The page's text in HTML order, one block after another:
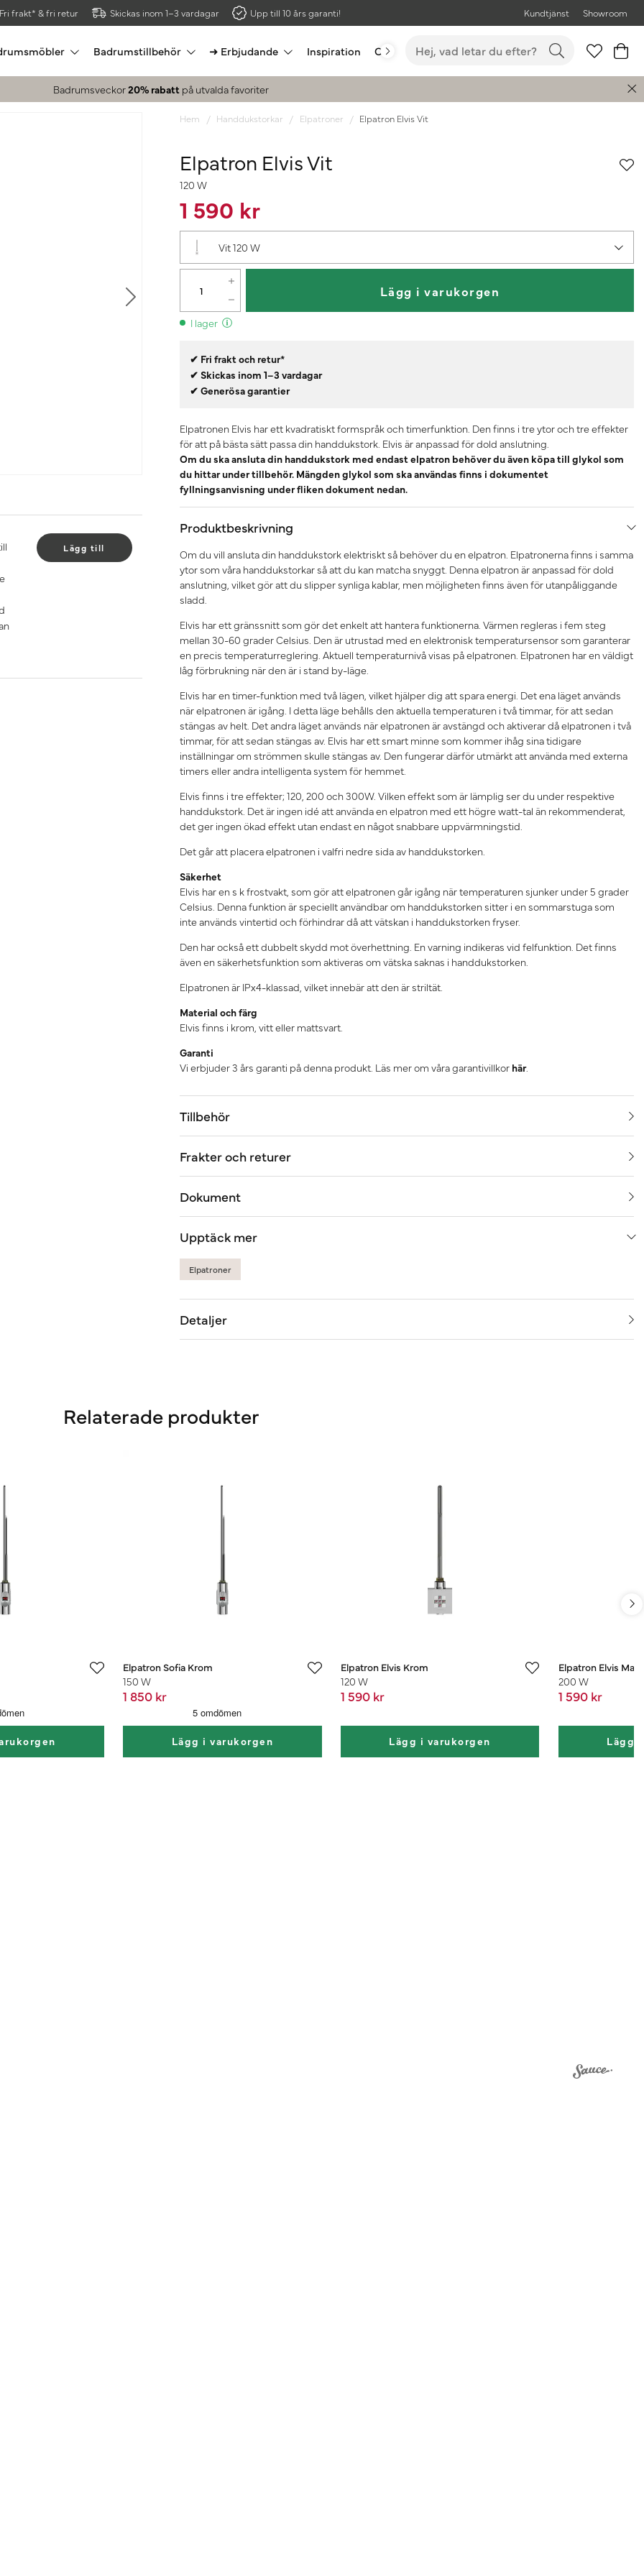
Fri frakt* & fri retur Skickas inom 1–3 vardagar Upp till 10 års garanti! Kundtjänst Showroom
Badrumstillbehör ➜ Erbjudande Inspiration Outlet Bästsäljare
Badrumsveckor20% rabatt på utvalda favoriter
Lägg till
Hem Handdukstorkar Elpatroner Elpatron Elvis Vit
Elpatron Elvis Vit
120 W
1 590 kr
Vit 120 W
Lägg i varukorgen
I lager
✔ Fri frakt och retur*
✔ Skickas inom 1–3 vardagar
✔ Generösa garantier
Elpatronen Elvis har ett kvadratiskt formspråk och timerfunktion. Den finns i tre ytor och tre effekter
för att på bästa sätt passa din handdukstork. Elvis är anpassad för dold anslutning.
Om du ska ansluta din handdukstork med endast elpatron behöver du även köpa till glykol som
du hittar under tillbehör. Mängden glykol som ska användas finns i dokumentet
fyllningsanvisning under fliken dokument nedan.
Produktbeskrivning
Om du vill ansluta din handdukstork elektriskt så behöver du en elpatron. Elpatronerna finns i samma
ytor som våra handdukstorkar så att du kan matcha snyggt. Denna elpatron är anpassad för dold
anslutning, vilket gör att du slipper synliga kablar, men möjligheten finns även för utanpåliggande
sladd.
Elvis har ett gränssnitt som gör det enkelt att hantera funktionerna. Värmen regleras i fem steg
mellan 30-60 grader Celsius. Den är utrustad med en elektronisk temperatursensor som garanterar
en precis temperaturreglering. Aktuell temperaturnivå visas på elpatronen. Elpatronen har en väldigt
låg förbrukning när den är i stand by-läge.
Elvis har en timer-funktion med två lägen, vilket hjälper dig att spara energi. Det ena läget används
när elpatronen är igång. I detta läge behålls den aktuella temperaturen i två timmar, för att sedan
stängas av helt. Det andra läget används när elpatronen är avstängd och aktiverar då elpatronen i två
timmar, för att sedan stängas av. Elvis har ett smart minne som kommer ihåg sina tidigare
inställningar om strömmen skulle stängas av. Den fungerar därför utmärkt att använda med externa
timers eller andra intelligenta system för hemmet.
Elvis finns i tre effekter; 120, 200 och 300W. Vilken effekt som är lämplig ser du under respektive
handdukstork. Det är ingen idé att använda en elpatron med ett högre watt-tal än rekommenderat,
det ger ingen ökad effekt utan endast en något snabbare uppvärmningstid.
Det går att placera elpatronen i valfri nedre sida av handdukstorken.
Säkerhet
Elvis har en s k frostvakt, som gör att elpatronen går igång när temperaturen sjunker under 5 grader
Celsius. Denna funktion är speciellt användbar om handdukstorken sitter i en sommarstuga som
inte används vintertid och förhindrar då att vätskan i handdukstorken fryser.
Den har också ett dubbelt skydd mot överhettning. En varning indikeras vid felfunktion. Det finns
även en säkerhetsfunktion som aktiveras om vätska saknas i handdukstorken.
Elpatronen är IPx4-klassad, vilket innebär att den är striltät.
Material och färg
Elvis finns i krom, vitt eller mattsvart.
Garanti
Vi erbjuder 3 års garanti på denna produkt. Läs mer om våra garantivillkor här.
Tillbehör
Frakter och returer
Dokument
Upptäck mer
Elpatroner
Detaljer
Relaterade produkter
Elpatron Sofia Krom
150 W
1 850 kr
Lägg i varukorgen
Elpatron Elvis Krom
120 W
1 590 kr
Lägg i varukorgen
Elpatron Elvis
200 W
1 590 kr
Lägg